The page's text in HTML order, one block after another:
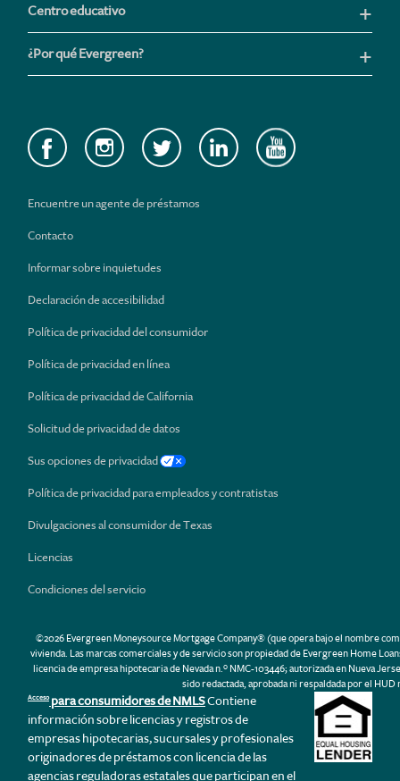
Centro educativo
¿Por qué Evergreen?
Encuentre un agente de préstamos
Contacto
Informar sobre inquietudes
Declaración de accesibilidad
Política de privacidad del consumidor
Política de privacidad en línea
Política de privacidad de California
Solicitud de privacidad de datos
Sus opciones de privacidad
Política de privacidad para empleados y contratistas
Divulgaciones al consumidor de Texas
Licencias
Condiciones del servicio
©2026 Evergreen Moneysource Mortgage Company® (que opera bajo el nombre
vivienda. Las marcas comerciales y de servicio son propiedad de Evergreen Home
licencia de empresa hipotecaria de Nevada n.º NMC-103446; autorizada en Nueva
sido redactada, aprobada ni respaldada por el
Accesopara consumidores de NMLSContiene
información sobre licencias y registros de
empresas hipotecarias, sucursales y profesionales
originadores de préstamos con licencia de las
agencias reguladoras estatales que participan en el